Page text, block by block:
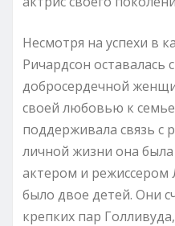
Несмотря на успехи в
Ричардсон оставалась
добросердечной
своей любовью к
поддерживала связь с
личной жизни она
актером и
было двое детей. Они
крепких пар